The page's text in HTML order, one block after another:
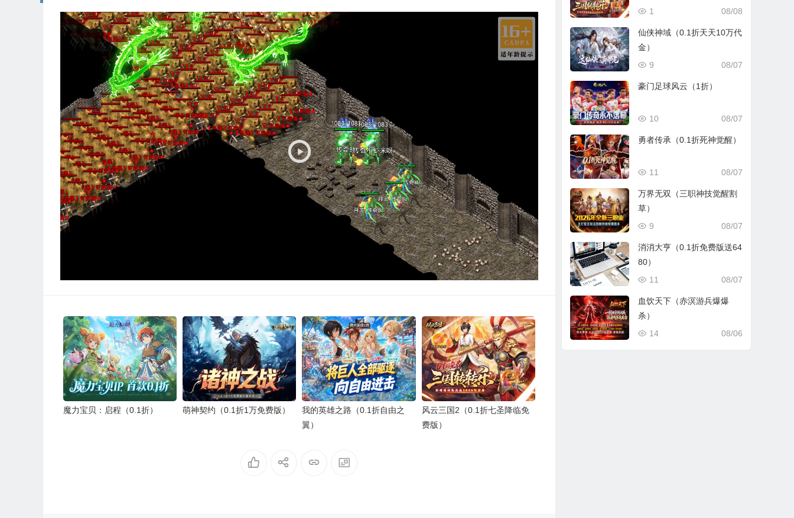
视
魔力宝贝：启程（0.1折） 萌神契约（0.1折1万免费版）
我的英雄之路（0.1折自由之
翼）
风云三国2（0.1折七圣降临免
费版）
08/08
1
仙侠神域（0.1折天天10万代
金）
08/07
9
豪门足球风云（1折）
08/07
10
勇者传承（0.1折死神觉醒）
08/07
11
万界无双（三职神技觉醒割
草）
08/07
9
消消大亨（0.1折免费版送64
80）
08/07
11
血饮天下（赤溟游兵爆爆
杀）
08/06
14